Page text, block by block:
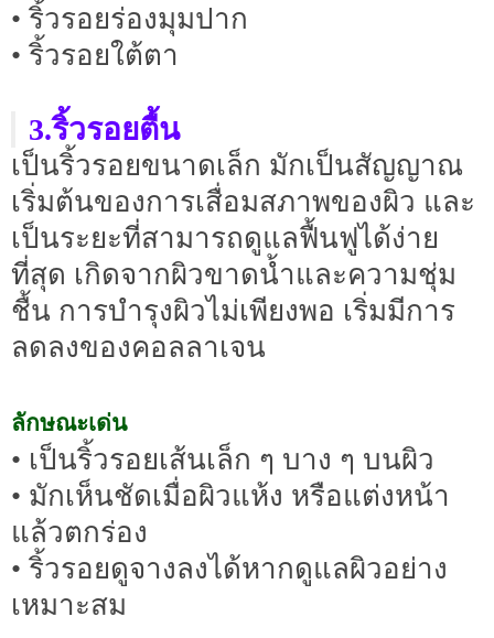
• ริ้วรอยร่องมุมปาก
• ริ้วรอยใต้ตา
3.ริ้วรอยตื้น
เป็นริ้วรอยขนาดเล็ก มักเป็นสัญญาณ
เริ่มต้นของการเสื่อมสภาพของผิว และ
เป็นระยะที่สามารถดูแลฟื้นฟูได้ง่าย
ที่สุด เกิดจากผิวขาดน้ำและความชุ่ม
ชื้น การบำรุงผิวไม่เพียงพอ เริ่มมีการ
ลดลงของคอลลาเจน
ลักษณะเด่น
• เป็นริ้วรอยเส้นเล็ก ๆ บาง ๆ บนผิว
• มักเห็นชัดเมื่อผิวแห้ง หรือแต่งหน้า
แล้วตกร่อง
• ริ้วรอยดูจางลงได้หากดูแลผิวอย่าง
เหมาะสม